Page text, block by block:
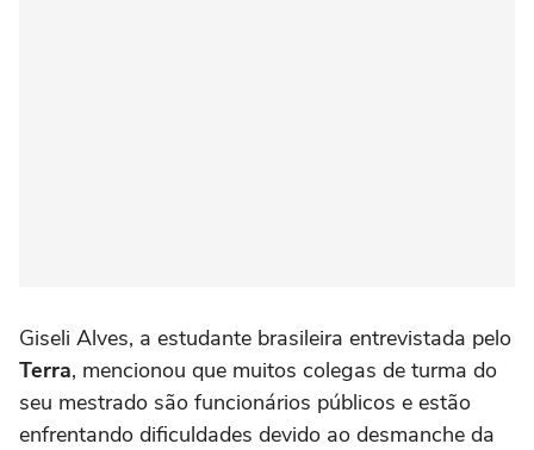
Giseli Alves, a estudante brasileira entrevistada pelo
Terra, mencionou que muitos colegas de turma do
seu mestrado são funcionários públicos e estão
enfrentando dificuldades devido ao desmanche da